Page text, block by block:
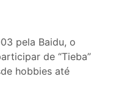
pela Baidu, o
de “Tieba”
hobbies até